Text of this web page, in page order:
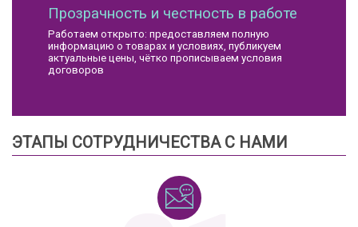
Прозрачность и честность в работе
Работаем открыто: предоставляем полную
информацию о товарах и условиях, публикуем
актуальные цены, чётко прописываем условия
договоров
ЭТАПЫ СОТРУДНИЧЕСТВА С НАМИ